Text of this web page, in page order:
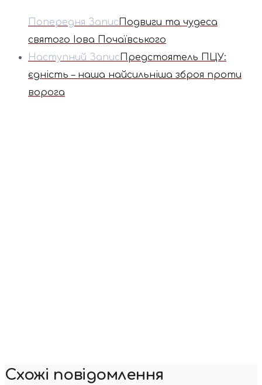
Попередня ЗаписПодвиги та чудеса
святого Іова Почаївського
Наступний ЗаписПредстоятель ПЦУ:
єдність – наша найсильніша зброя проти
ворога
Схожі повідомлення